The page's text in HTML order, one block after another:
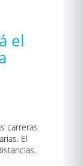
el
carreras
El